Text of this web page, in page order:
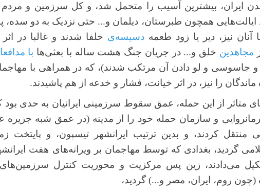
ایران، بیشترین آسیب را متحمل شد، و کل سرزمین و
ایالت‌هایی همچون طبرستان، دیلمان و... حتی نزدیک به دو سده،
آنان نیز، دیر یا زود طعمه دسیسه‌‎ی خلفا شدند و غالبا در اثر
مجاهدین خلق و... در جریان جنگ هشت ساله با بعثی‌ها با
و جاسوسی و لو دادن آن مرتکب شدند)، که در همراهی با
ماندگان را نیز، در اثر خیانت، فشار و خدعه از هم پاشیدند.
متاثر از این حمله، عمق سقوط سرزمینی ایرانیان به حدی بود
و سازمان حمله خود را از مدینه (در عمق شبه
منتقل کردند، و بدین ترتیب ایرانشهر تیسپون، و پایتخت
گردید، بغدادی که توسط مهاجمان بر ویرانه‌های هفت
می‌دادند، زین پس مرکزیت و محوریت کنترل
روم، ایران، مصر و...) گردید،